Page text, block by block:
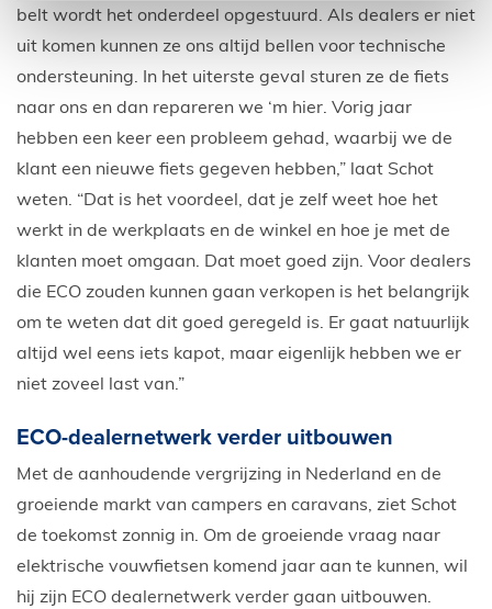
belt wordt het onderdeel opgestuurd. Als dealers er niet
uit komen kunnen ze ons altijd bellen voor technische
ondersteuning. In het uiterste geval sturen ze de fiets
naar ons en dan repareren we ‘m hier. Vorig jaar
hebben een keer een probleem gehad, waarbij we de
klant een nieuwe fiets gegeven hebben,” laat Schot
weten. “Dat is het voordeel, dat je zelf weet hoe het
werkt in de werkplaats en de winkel en hoe je met de
klanten moet omgaan. Dat moet goed zijn. Voor dealers
die ECO zouden kunnen gaan verkopen is het belangrijk
om te weten dat dit goed geregeld is. Er gaat natuurlijk
altijd wel eens iets kapot, maar eigenlijk hebben we er
niet zoveel last van.”
ECO-dealernetwerk verder uitbouwen
Met de aanhoudende vergrijzing in Nederland en de
groeiende markt van campers en caravans, ziet Schot
de toekomst zonnig in. Om de groeiende vraag naar
elektrische vouwfietsen komend jaar aan te kunnen, wil
hij zijn ECO dealernetwerk verder gaan uitbouwen.